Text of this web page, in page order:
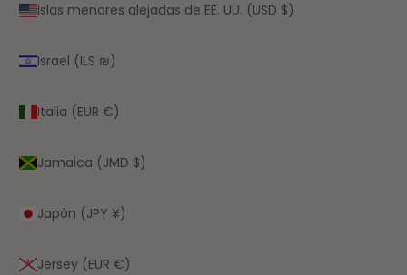
Islas menores alejadas de EE. UU. (USD $)
Israel (ILS ₪)
Italia (EUR €)
Jamaica (JMD $)
Japón (JPY ¥)
Jersey (EUR €)